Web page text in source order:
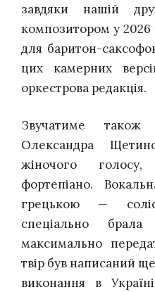
завдяки нашій
композитором у 2026
для баритон-
цих камерних
оркестрова редакція.
Звучатиме також
Олександра
жіночого
фортепіано.
грецькою —
спеціально
максимально
твір був написаний
виконання в